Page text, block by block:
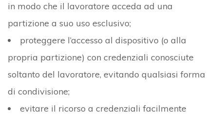
in modo che il lavoratore acceda ad una
partizione a suo uso esclusivo;
proteggere l’accesso al dispositivo (o alla
propria partizione) con credenziali conosciute
soltanto del lavoratore, evitando qualsiasi forma
di condivisione;
evitare il ricorso a credenziali facilmente